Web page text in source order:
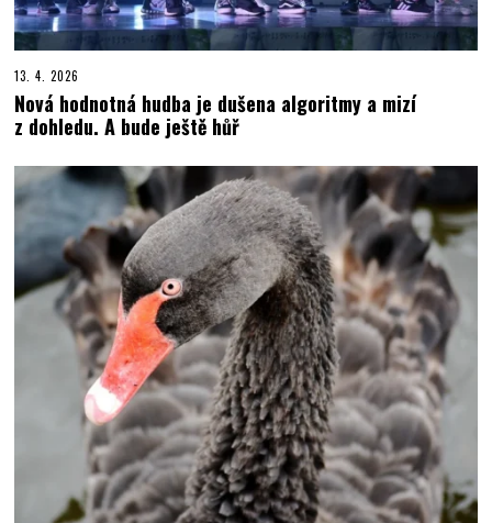
13. 4. 2026
Nová hodnotná hudba je dušena algoritmy a mizí
z dohledu. A bude ještě hůř